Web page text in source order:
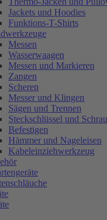
Jackets und Hoodies
Funktions-T-Shirts
Messen
Wasserwaagen
Messen und Markieren
Zangen
Scheren
Messer und Klingen
Sägen und Trennen
Steckschlüssel und
Befestigen
Hämmer und Nageleisen
Kabeleinziehwerkzeug